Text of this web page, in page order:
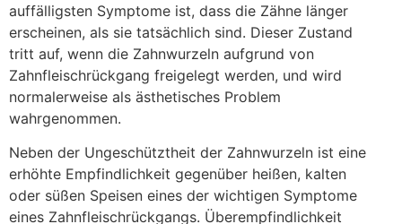
auffälligsten Symptome ist, dass die Zähne länger
erscheinen, als sie tatsächlich sind. Dieser Zustand
tritt auf, wenn die Zahnwurzeln aufgrund von
Zahnfleischrückgang freigelegt werden, und wird
normalerweise als ästhetisches Problem
wahrgenommen.
Neben der Ungeschütztheit der Zahnwurzeln ist eine
erhöhte Empfindlichkeit gegenüber heißen, kalten
oder süßen Speisen eines der wichtigen Symptome
eines Zahnfleischrückgangs. Überempfindlichkeit